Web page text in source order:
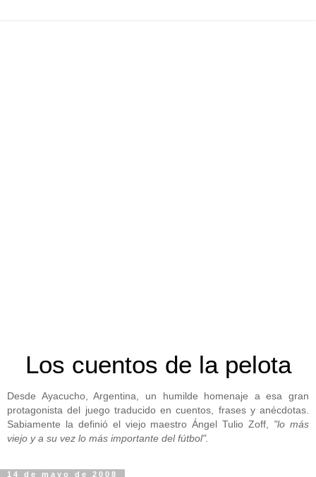
Los cuentos de la pelota
Desde Ayacucho, Argentina, un humilde homenaje a esa gran
protagonista del juego traducido en cuentos, frases y anécdotas.
Sabiamente la definió el viejo maestro Ángel Tulio Zoff, "lo más
viejo y a su vez lo más importante del fútbol".
14 de mayo de 2008